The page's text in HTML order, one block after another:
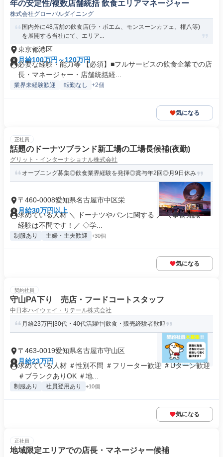
年の安定性/複数店舗統括 飲食エリアマネージャー
株式会社グローバルダイニング
国内外に48店舗の飲食店(ラ・ボエム、モンスーンカフェ、権八等)
を展開する当社にて、エリア...
東京都港区
月給100万円～120万円
必要な経験・能力等 【必須】■フルサービスの飲食企業での店
長・マネージャー・店舗統括経...
業界未経験歓迎 転勤なし +2個
気になる
正社員
話題のドーナツブランド新工場の工場長候補(夜勤)
グリット・インターナショナル株式会社
オープニング募集◎飲食業界経験を発揮◎賞与年2回◎月9日休み
〒460-0008愛知県名古屋市中区栄
月給30万円以上
求めている人材 ＼ ドーナツやパンに関する ／ ＼事前知識・
経験は不問です！／ ◇学...
制服あり 主婦・主夫歓迎 +30個
気になる
契約社員
守山PA下り 売店・フードコートスタッフ
中日本ハイウェイ・リテール株式会社
月給23万円|30代・40代活躍中|飲食・販売経験者歓迎
〒463-0019愛知県名古屋市守山区
月給23万円
求めている人材 ＃性別不問 ＃フリーター歓迎 ＃Uターン歓迎
＃ブランクありOK ＃地...
制服あり 社員登用あり +10個
気になる
正社員
地域限定エリアでの店長・マネージャー候補